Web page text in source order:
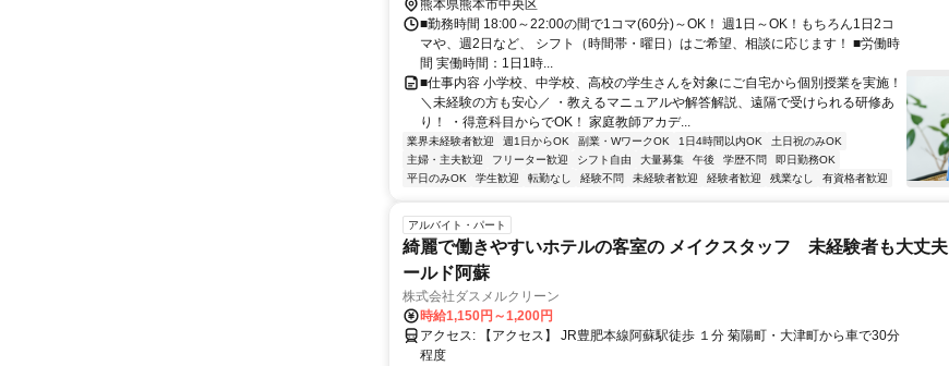
熊本県熊本市中央区
■勤務時間 18:00～22:00の間で1コマ(60分)～OK！ 週1日～OK！もちろん1日2コ
マや、週2日など、 シフト（時間帯・曜日）はご希望、相談に応じます！ ■労働時
間 実働時間：1日1時...
■仕事内容 小学校、中学校、高校の学生さんを対象にご自宅から個別授業を実施！
＼未経験の方も安心／ ・教えるマニュアルや解答解説、遠隔で受けられる研修あ
り！ ・得意科目からでOK！ 家庭教師アカデ...
業界未経験者歓迎 週1日からOK 副業・WワークOK 1日4時間以内OK
土日祝のみOK
主婦・主夫歓迎
フリーター歓迎 シフト自由 大量募集 午後 学歴不問
即日勤務OK
平日のみOK
学生歓迎 転勤なし 経験不問 未経験者歓迎 経験者歓迎 残業なし 有資格者歓迎
アルバイト・パート
綺麗で働きやすいホテルの客室の メイクスタッフ 未経験者も大丈
ールド阿蘇
株式会社ダスメルクリーン
時給1,150円～1,200円
アクセス: 【アクセス】 JR豊肥本線阿蘇駅徒歩 １分 菊陽町・大津町から車で30分
程度